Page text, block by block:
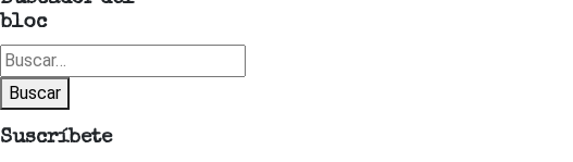
bloc
Buscar
Buscar
Suscríbete